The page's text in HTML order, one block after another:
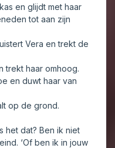
en glijdt met haar
tot aan zijn
Vera en trekt de
trekt haar omhoog.
en duwt haar van
op de grond.
het dat? Ben ik niet
‘Of ben ik in jouw